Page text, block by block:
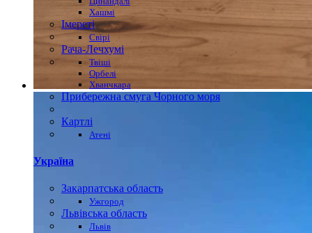
Хашмі
Імереті
Свірі
Рача-Лечхумі
Твіші
Орбелі
Хванчкара
Прибережна смуга Чорного моря
Картлі
Атені
Україна
Закарпатська область
Ужгород
Львівська область
Львів